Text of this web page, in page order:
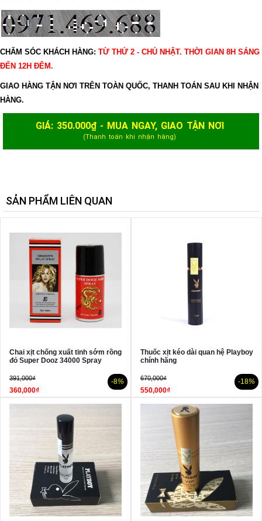
CHĂM SÓC KHÁCH HÀNG: TỪ THỨ 2 - CHỦ NHẬT. THỜI GIAN 8H SÁNG
ĐẾN 12H ĐÊM.
GIAO HÀNG TẬN NƠI TRÊN TOÀN QUỐC, THANH TOÁN SAU KHI NHẬN
HÀNG.
GIÁ: 350.000₫ - MUA NGAY, GIAO TẬN NƠI
(Thanh toán khi nhận hàng)
SẢN PHẨM LIÊN QUAN
Chai xịt chống xuất tinh sớm rồng
đỏ Super Dooz 34000 Spray
391,000₫
360,000₫
-8%
Thuốc xịt kéo dài quan hệ Playboy
chính hãng
670,000₫
550,000₫
-18%